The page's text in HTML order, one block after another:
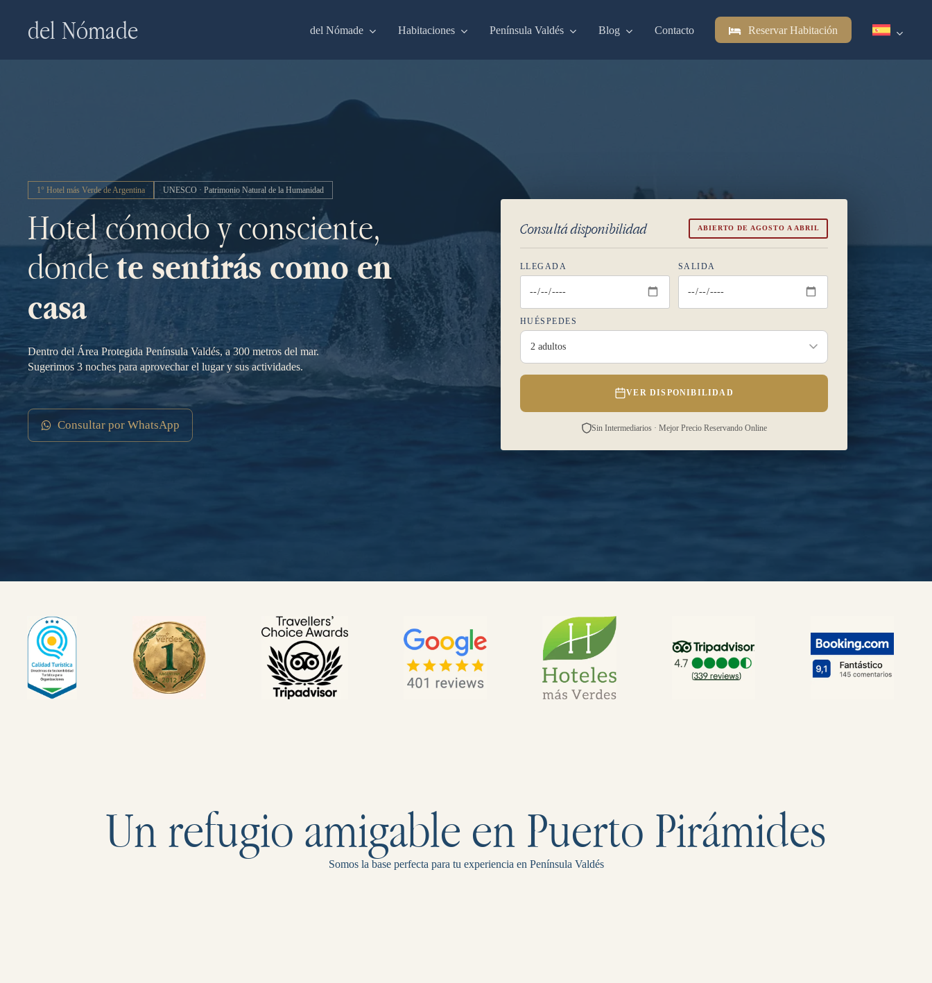
del Nómade del Nómade Habitaciones Península Valdés Blog Contacto Reservar Habitación
1° Hotel más Verde de Argentina UNESCO · Patrimonio Natural de la Humanidad
Hotel cómodo y consciente,
dondete sentirás como en
casa
Dentro del Área Protegida Península Valdés, a 300 metros del mar.
Sugerimos 3 noches para aprovechar el lugar y sus actividades.
Consultar por WhatsApp
Consultá disponibilidad ABIERTO DE AGOSTO A ABRIL
LLEGADA SALIDA
HUÉSPEDES
2 adultos
VER DISPONIBILIDAD
Sin Intermediarios · Mejor Precio Reservando Online
Un refugio amigable en Puerto Pirámides
Somos la base perfecta para tu experiencia en Península Valdés